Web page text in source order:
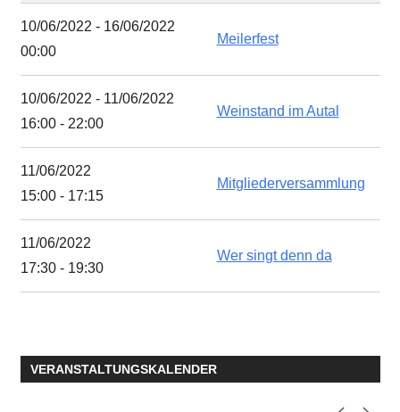
10/06/2022 - 16/06/2022
00:00
Meilerfest
10/06/2022 - 11/06/2022
16:00 - 22:00
Weinstand im Autal
11/06/2022
15:00 - 17:15
Mitgliederversammlung
11/06/2022
17:30 - 19:30
Wer singt denn da
VERANSTALTUNGSKALENDER